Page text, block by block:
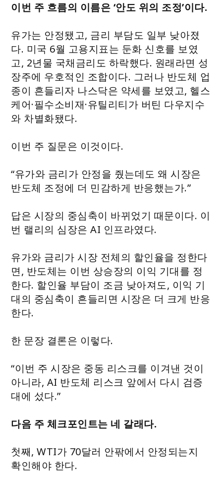
이번 주 흐름의 이름은 ‘안도 위의 조정’이다.
유가는 안정됐고, 금리 부담도 일부 낮아졌
다. 미국 6월 고용지표는 둔화 신호를 보였
고, 2년물 국채금리도 하락했다. 원래라면 성
장주에 우호적인 조합이다. 그러나 반도체 업
종이 흔들리자 나스닥은 약세를 보였고, 헬스
케어·필수소비재·유틸리티가 버틴 다우지수
와 차별화됐다.
이번 주 질문은 이것이다.
“유가와 금리가 안정을 줬는데도 왜 시장은
반도체 조정에 더 민감하게 반응했는가.”
답은 시장의 중심축이 바뀌었기 때문이다. 이
번 랠리의 심장은 AI 인프라였다.
유가와 금리가 시장 전체의 할인율을 정한다
면, 반도체는 이번 상승장의 이익 기대를 정
한다. 할인율 부담이 조금 낮아져도, 이익 기
대의 중심축이 흔들리면 시장은 더 크게 반응
한다.
한 문장 결론은 이렇다.
“이번 주 시장은 중동 리스크를 이겨낸 것이
아니라, AI 반도체 리스크 앞에서 다시 검증
대에 섰다.”
다음 주 체크포인트는 네 갈래다.
첫째, WTI가 70달러 안팎에서 안정되는지
확인해야 한다.